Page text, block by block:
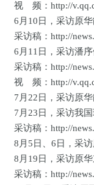
视 频：http://
6月10日，采访原华
采访稿：http://
6月11日，采访潘序
采访稿：http://
视 频：http://
7月22日，采访原华
7月23日，采访我国
采访稿：http://
8月5日、6日，采访
8月19日，采访原华
采访稿：http://